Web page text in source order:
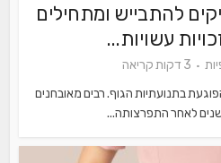
להתבייש ומתחילים
עשויות...
3 דקות קריאה
בתנועתיות הגוף. רבים מאובחנים
לאחר התפרצותה...